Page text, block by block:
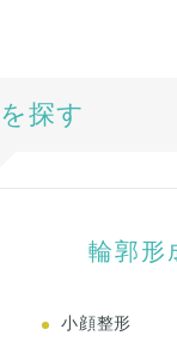
探す
輪郭形
小顔整形